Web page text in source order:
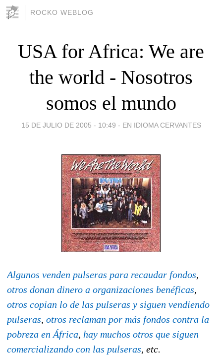
ROCKO WEBLOG
USA for Africa: We are
the world - Nosotros
somos el mundo
15 DE JULIO DE 2005 - 10:49 - EN IDIOMA CERVANTES
Algunos venden pulseras para recaudar fondos,
otros donan dinero a organizaciones benéficas,
otros copian lo de las pulseras y siguen vendiendo
pulseras, otros reclaman por más fondos contra la
pobreza en África, hay muchos otros que siguen
comercializando con las pulseras, etc.